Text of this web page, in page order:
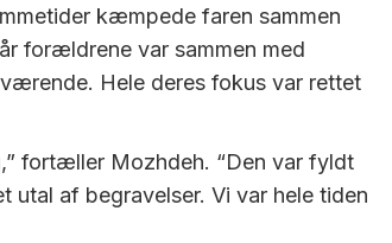
kæmpede faren sammen
forældrene var sammen med
Hele deres fokus var rettet
fortæller Mozhdeh. “Den var fyldt
utal af begravelser. Vi var hele tiden